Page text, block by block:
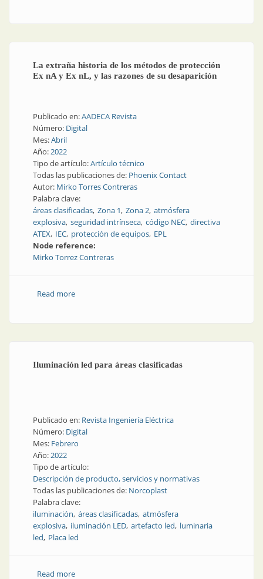
La extraña historia de los métodos de protección
Ex nA y Ex nL, y las razones de su desaparición
Publicado en:AADECA Revista
Número: Digital
Mes:Abril
Año:2022
Tipo de artículo:Artículo técnico
Todas las publicaciones de: Phoenix Contact
Autor: Mirko Torres Contreras
Palabra clave:
áreas clasificadas Zona 1 Zona 2 atmósfera
explosiva seguridad intrínseca código NEC directiva
ATEX IEC protección de equipos EPL
Node reference:
Mirko Torrez Contreras
Read moreabout La extraña historia de los métodos de
Iluminación led para áreas clasificadas
Publicado en: Revista Ingeniería Eléctrica
Número: Digital
Mes: Febrero
Año:2022
Tipo de artículo:
Descripción de producto, servicios y normativas
Todas las publicaciones de: Norcoplast
Palabra clave:
iluminación áreas clasificadas atmósfera
explosiva iluminación LED artefacto led luminaria
led Placa led
Read moreabout Iluminación led para áreas clasificadas